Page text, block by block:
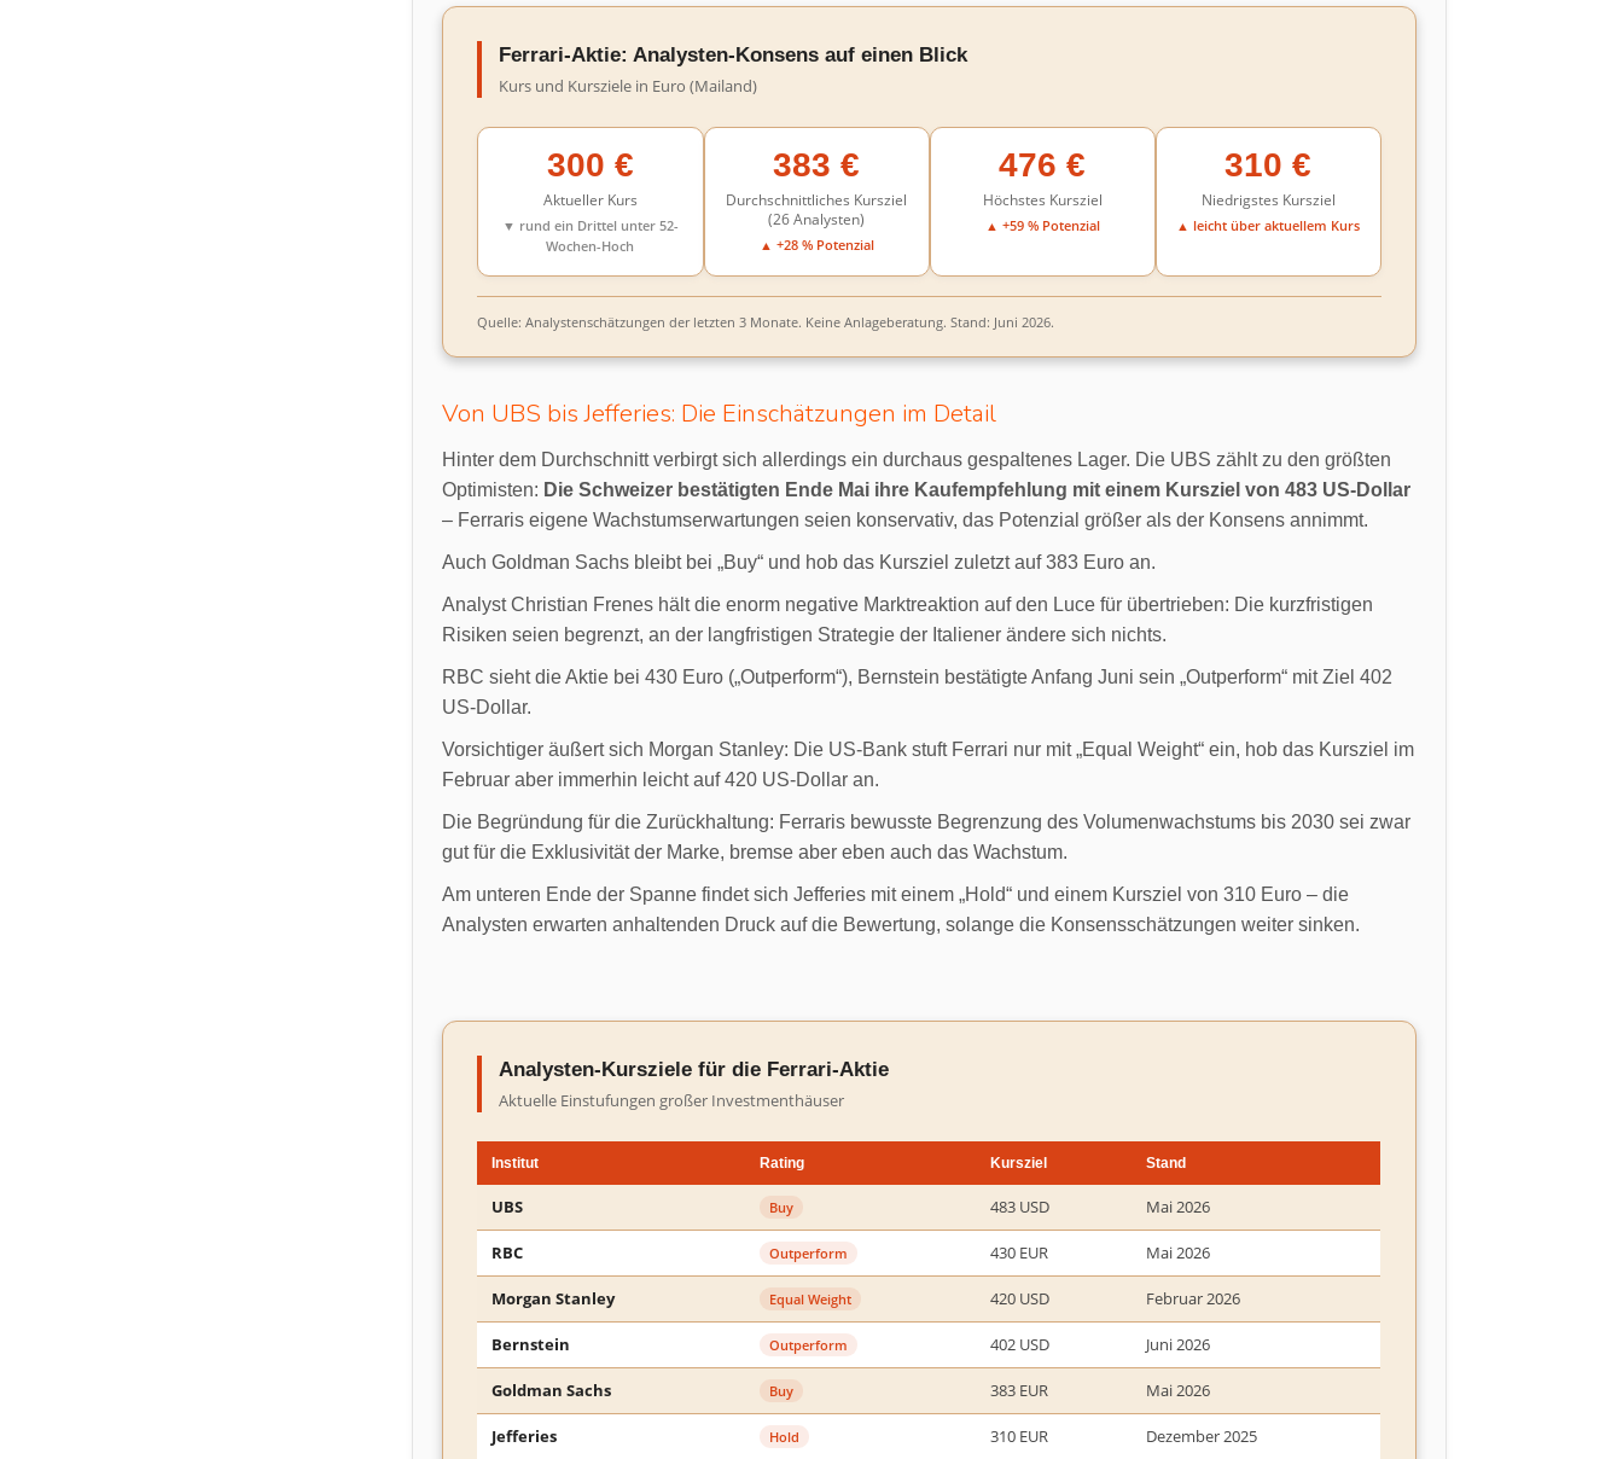
Ferrari-Aktie: Analysten-Konsens auf einen Blick
Kurs und Kursziele in Euro (Mailand)
300 €
Aktueller Kurs
▼ rund ein Drittel unter 52-
Wochen-Hoch
383 €
Durchschnittliches Kursziel
(26 Analysten)
▲ +28 % Potenzial
476 €
Höchstes Kursziel
▲ +59 % Potenzial
310 €
Niedrigstes Kursziel
▲ leicht über aktuellem Kurs
Quelle: Analystenschätzungen der letzten 3 Monate. Keine Anlageberatung. Stand: Juni 2026.
Von UBS bis Jefferies: Die Einschätzungen im Detail
Hinter dem Durchschnitt verbirgt sich allerdings ein durchaus gespaltenes Lager. Die UBS zählt zu den größten
Optimisten: Die Schweizer bestätigten Ende Mai ihre Kaufempfehlung mit einem Kursziel von 483 US-Dollar
– Ferraris eigene Wachstumserwartungen seien konservativ, das Potenzial größer als der Konsens annimmt.
Auch Goldman Sachs bleibt bei „Buy“ und hob das Kursziel zuletzt auf 383 Euro an.
Analyst Christian Frenes hält die enorm negative Marktreaktion auf den Luce für übertrieben: Die kurzfristigen
Risiken seien begrenzt, an der langfristigen Strategie der Italiener ändere sich nichts.
RBC sieht die Aktie bei 430 Euro („Outperform“), Bernstein bestätigte Anfang Juni sein „Outperform“ mit Ziel 402
US-Dollar.
Vorsichtiger äußert sich Morgan Stanley: Die US-Bank stuft Ferrari nur mit „Equal Weight“ ein, hob das Kursziel im
Februar aber immerhin leicht auf 420 US-Dollar an.
Die Begründung für die Zurückhaltung: Ferraris bewusste Begrenzung des Volumenwachstums bis 2030 sei zwar
gut für die Exklusivität der Marke, bremse aber eben auch das Wachstum.
Am unteren Ende der Spanne findet sich Jefferies mit einem „Hold“ und einem Kursziel von 310 Euro – die
Analysten erwarten anhaltenden Druck auf die Bewertung, solange die Konsensschätzungen weiter sinken.
Analysten-Kursziele für die Ferrari-Aktie
Aktuelle Einstufungen großer Investmenthäuser
Institut Rating Kursziel Stand
UBS Buy 483 USD Mai 2026
RBC Outperform 430 EUR Mai 2026
Morgan Stanley Equal Weight 420 USD Februar 2026
Bernstein Outperform 402 USD Juni 2026
Goldman Sachs Buy 383 EUR Mai 2026
Jefferies Hold 310 EUR Dezember 2025